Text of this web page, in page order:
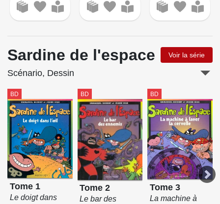
Sardine de l'espace Voir la série
Scénario, Dessin
BD
Tome 1
Le doigt dans
BD
Tome 2
Le bar des
BD
Tome 3
La machine à